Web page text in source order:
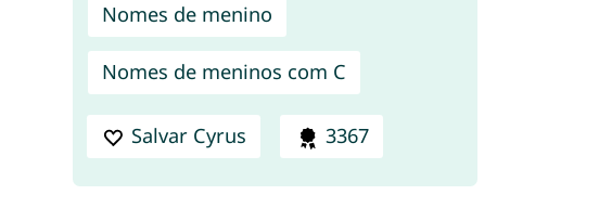
Nomes de menino
Nomes de meninos com C
Salvar Cyrus 3367